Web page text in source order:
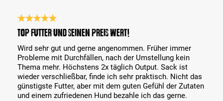
Bewertung mit 5 von 5 Sternen
TOP Futter und seinen Preis wert!
Wird sehr gut und gerne angenommen. Früher immer
Probleme mit Durchfällen, nach der Umstellung kein
Thema mehr. Höchstens 2x täglich Output. Sack ist
wieder verschließbar, finde ich sehr praktisch. Nicht das
günstigste Futter, aber mit dem guten Gefühl der Zutaten
und einem zufriedenen Hund bezahle ich das gerne.